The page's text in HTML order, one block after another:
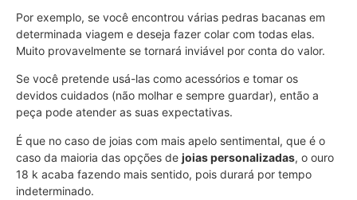
Por exemplo, se você encontrou várias pedras bacanas em
determinada viagem e deseja fazer colar com todas elas.
Muito provavelmente se tornará inviável por conta do valor.
Se você pretende usá-las como acessórios e tomar os
devidos cuidados (não molhar e sempre guardar), então a
peça pode atender as suas expectativas.
É que no caso de joias com mais apelo sentimental, que é o
caso da maioria das opções de joias personalizadas, o ouro
18 k acaba fazendo mais sentido, pois durará por tempo
indeterminado.